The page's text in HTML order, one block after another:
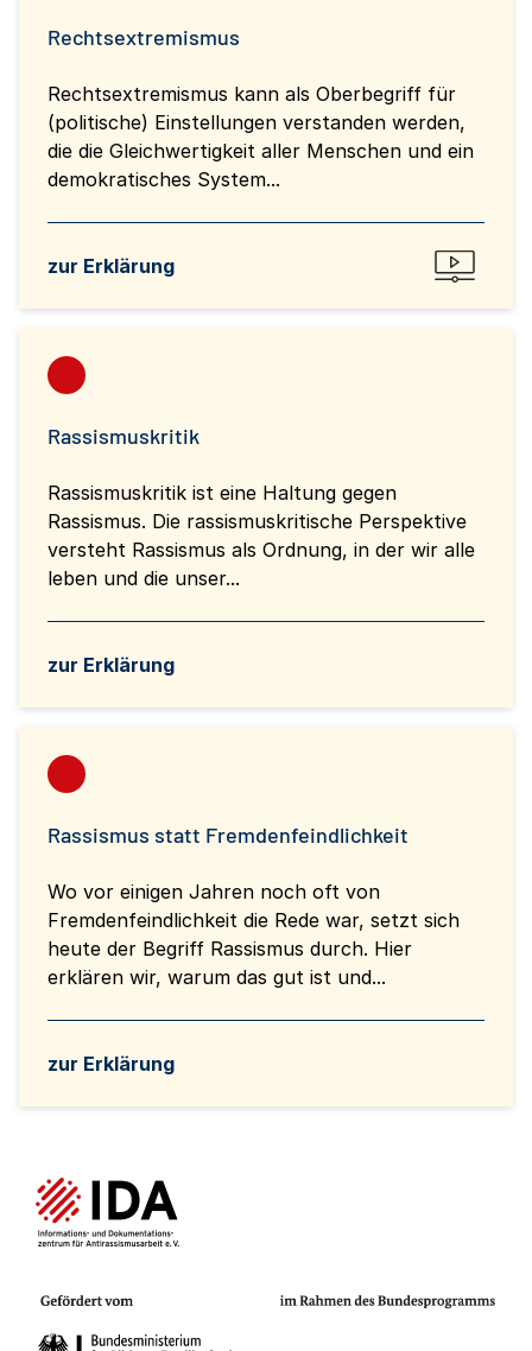
Rechtsextremismus
Rechtsextremismus kann als Oberbegriff für
(politische) Einstellungen verstanden werden,
die die Gleichwertigkeit aller Menschen und ein
demokratisches System...
zur Erklärung
Rassismuskritik
Rassismuskritik ist eine Haltung gegen
Rassismus. Die rassismuskritische Perspektive
versteht Rassismus als Ordnung, in der wir alle
leben und die unser...
zur Erklärung
Rassismus statt Fremdenfeindlichkeit
Wo vor einigen Jahren noch oft von
Fremdenfeindlichkeit die Rede war, setzt sich
heute der Begriff Rassismus durch. Hier
erklären wir, warum das gut ist und...
zur Erklärung